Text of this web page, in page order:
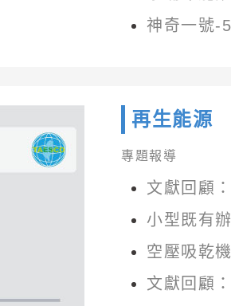
神奇一號-
再生能源
專題報導
文獻回顧
小型既有
空壓吸乾
文獻回顧